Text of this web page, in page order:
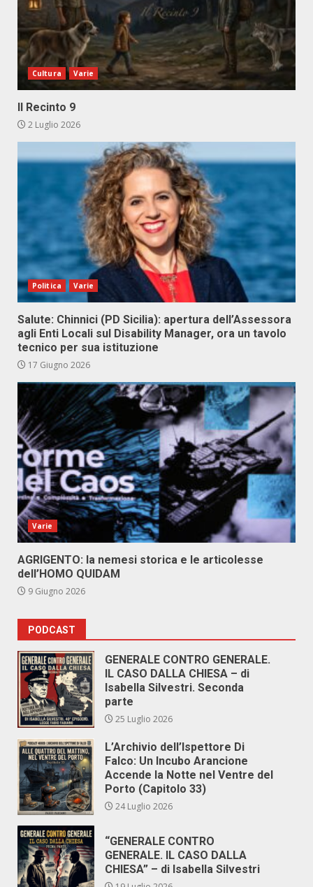
Cultura Varie
Il Recinto 9
2 Luglio 2026
Politica Varie
Salute: Chinnici (PD Sicilia): apertura dell’Assessora
agli Enti Locali sul Disability Manager, ora un tavolo
tecnico per sua istituzione
17 Giugno 2026
Varie
AGRIGENTO: la nemesi storica e le articolesse
dell’HOMO QUIDAM
9 Giugno 2026
PODCAST
GENERALE CONTRO GENERALE.
IL CASO DALLA CHIESA – di
Isabella Silvestri. Seconda
parte
25 Luglio 2026
L’Archivio dell’Ispettore Di
Falco: Un Incubo Arancione
Accende la Notte nel Ventre del
Porto (Capitolo 33)
24 Luglio 2026
“GENERALE CONTRO
GENERALE. IL CASO DALLA
CHIESA” – di Isabella Silvestri